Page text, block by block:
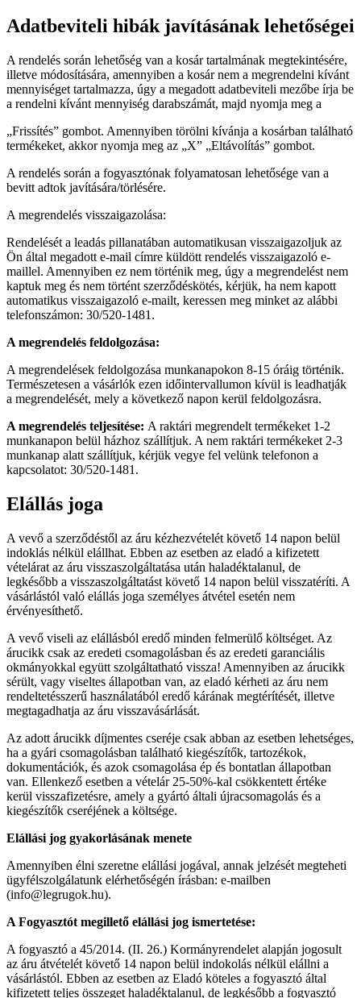
Adatbeviteli hibák javításának lehetőségei
A rendelés során lehetőség van a kosár tartalmának megtekintésére,
illetve módosítására, amennyiben a kosár nem a megrendelni kívánt
mennyiséget tartalmazza, úgy a megadott adatbeviteli mezőbe írja be
a rendelni kívánt mennyiség darabszámát, majd nyomja meg a
„Frissítés” gombot. Amennyiben törölni kívánja a kosárban található
termékeket, akkor nyomja meg az „X” „Eltávolítás” gombot.
A rendelés során a fogyasztónak folyamatosan lehetősége van a
bevitt adtok javítására/törlésére.
A megrendelés visszaigazolása:
Rendelését a leadás pillanatában automatikusan visszaigazoljuk az
Ön által megadott e-mail címre küldött rendelés visszaigazoló e-
maillel. Amennyiben ez nem történik meg, úgy a megrendelést nem
kaptuk meg és nem történt szerződéskötés, kérjük, ha nem kapott
automatikus visszaigazoló e-mailt, keressen meg minket az alábbi
telefonszámon: 30/520-1481.
A megrendelés feldolgozása:
A megrendelések feldolgozása munkanapokon 8-15 óráig történik.
Természetesen a vásárlók ezen időintervallumon kívül is leadhatják
a megrendelését, mely a következő napon kerül feldolgozásra.
A megrendelés teljesítése: A raktári megrendelt termékeket 1-2
munkanapon belül házhoz szállítjuk. A nem raktári termékeket 2-3
munkanap alatt szállítjuk, kérjük vegye fel velünk telefonon a
kapcsolatot: 30/520-1481.
Elállás joga
A vevő a szerződéstől az áru kézhezvételét követő 14 napon belül
indoklás nélkül elállhat. Ebben az esetben az eladó a kifizetett
vételárat az áru visszaszolgáltatása után haladéktalanul, de
legkésőbb a visszaszolgáltatást követő 14 napon belül visszatéríti. A
vásárlástól való elállás joga személyes átvétel esetén nem
érvényesíthető.
A vevő viseli az elállásból eredő minden felmerülő költséget. Az
árucikk csak az eredeti csomagolásban és az eredeti garanciális
okmányokkal együtt szolgáltatható vissza! Amennyiben az árucikk
sérült, vagy viseltes állapotban van, az eladó kérheti az áru nem
rendeltetésszerű használatából eredő kárának megtérítését, illetve
megtagadhatja az áru visszavásárlását.
Az adott árucikk díjmentes cseréje csak abban az esetben lehetséges,
ha a gyári csomagolásban található kiegészítők, tartozékok,
dokumentációk, és azok csomagolása ép és bontatlan állapotban
van. Ellenkező esetben a vételár 25-50%-kal csökkentett értéke
kerül visszafizetésre, amely a gyártó általi újracsomagolás és a
kiegészítők cseréjének a költsége.
Elállási jog gyakorlásának menete
Amennyiben élni szeretne elállási jogával, annak jelzését megteheti
ügyfélszolgálatunk elérhetőségén írásban: e-mailben
(info@legrugok.hu).
A Fogyasztót megillető elállási jog ismertetése:
A fogyasztó a 45/2014. (II. 26.) Kormányrendelet alapján jogosult
az áru átvételét követő 14 napon belül indokolás nélkül elállni a
vásárlástól. Ebben az esetben az Eladó köteles a fogyasztó által
kifizetett teljes összeget haladéktalanul, de legkésőbb a fogyasztó